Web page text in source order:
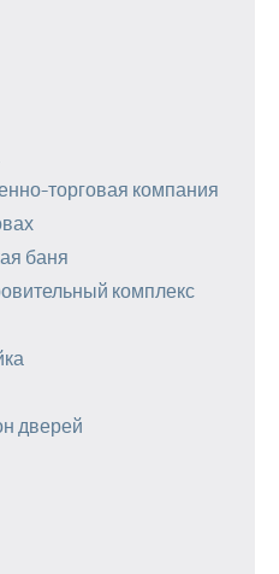
торговая компания
баня
комплекс
дверей